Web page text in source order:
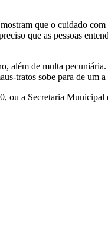
que o cuidado
que as pessoas
além de multa
tratos sobe para de um a
ou a Secretaria